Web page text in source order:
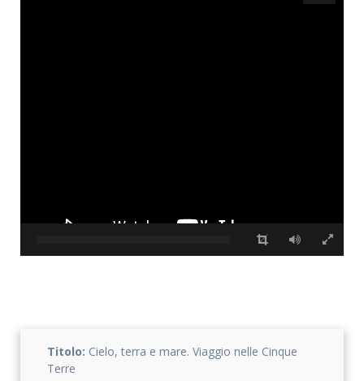
Titolo: Cielo, terra e mare. Viaggio nelle Cinque
Terre